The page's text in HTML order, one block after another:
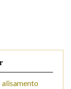
alisamento